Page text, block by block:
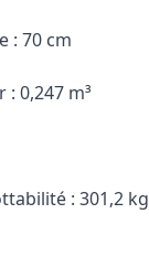
: 70 cm
0,247 m³
: 301,2 kg